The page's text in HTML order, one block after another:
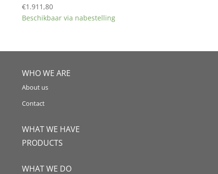
€1.911,80
Beschikbaar via nabestelling
WHO WE ARE
About us
Contact
WHAT WE HAVE
PRODUCTS
WHAT WE DO